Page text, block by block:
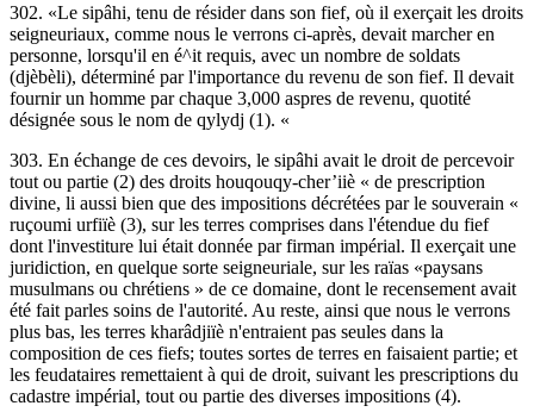
302. «Le sipâhi, tenu de résider dans son fief, où il exerçait les droits
seigneuriaux, comme nous le verrons ci-après, devait marcher en
personne, lorsqu'il en é^it requis, avec un nombre de soldats
(djèbèli), déterminé par l'importance du revenu de son fief. Il devait
fournir un homme par chaque 3,000 aspres de revenu, quotité
désignée sous le nom de qylydj (1). «
303. En échange de ces devoirs, le sipâhi avait le droit de percevoir
tout ou partie (2) des droits houqouqy-cher’iiè « de prescription
divine, li aussi bien que des impositions décrétées par le souverain «
ruçoumi urfiïè (3), sur les terres comprises dans l'étendue du fief
dont l'investiture lui était donnée par firman impérial. Il exerçait une
juridiction, en quelque sorte seigneuriale, sur les raïas «paysans
musulmans ou chrétiens » de ce domaine, dont le recensement avait
été fait parles soins de l'autorité. Au reste, ainsi que nous le verrons
plus bas, les terres kharâdjiïè n'entraient pas seules dans la
composition de ces fiefs; toutes sortes de terres en faisaient partie; et
les feudataires remettaient à qui de droit, suivant les prescriptions du
cadastre impérial, tout ou partie des diverses impositions (4).